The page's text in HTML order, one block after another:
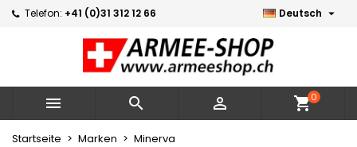
Telefon: +41 (0)31 312 12 66 Deutsch 
   shopping_cart0
Startseite Marken Minerva
×
Neue Liste erstellen
×
((confirmMessage))
((cancelText)) ((modalDeleteText))
×
Name der Wunschliste
×
Sie müssen angemeldet sein, um Artikel Ihrer
Wunschliste hinzufügen zu können.
Abbrechen